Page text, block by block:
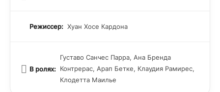
Режиссер: Хуан Хосе Кардона
В ролях:
Густаво Санчес Парра, Ана Бренда
Контрерас, Арап Бетке, Клаудия Рамирес,
Клодетта Маилье